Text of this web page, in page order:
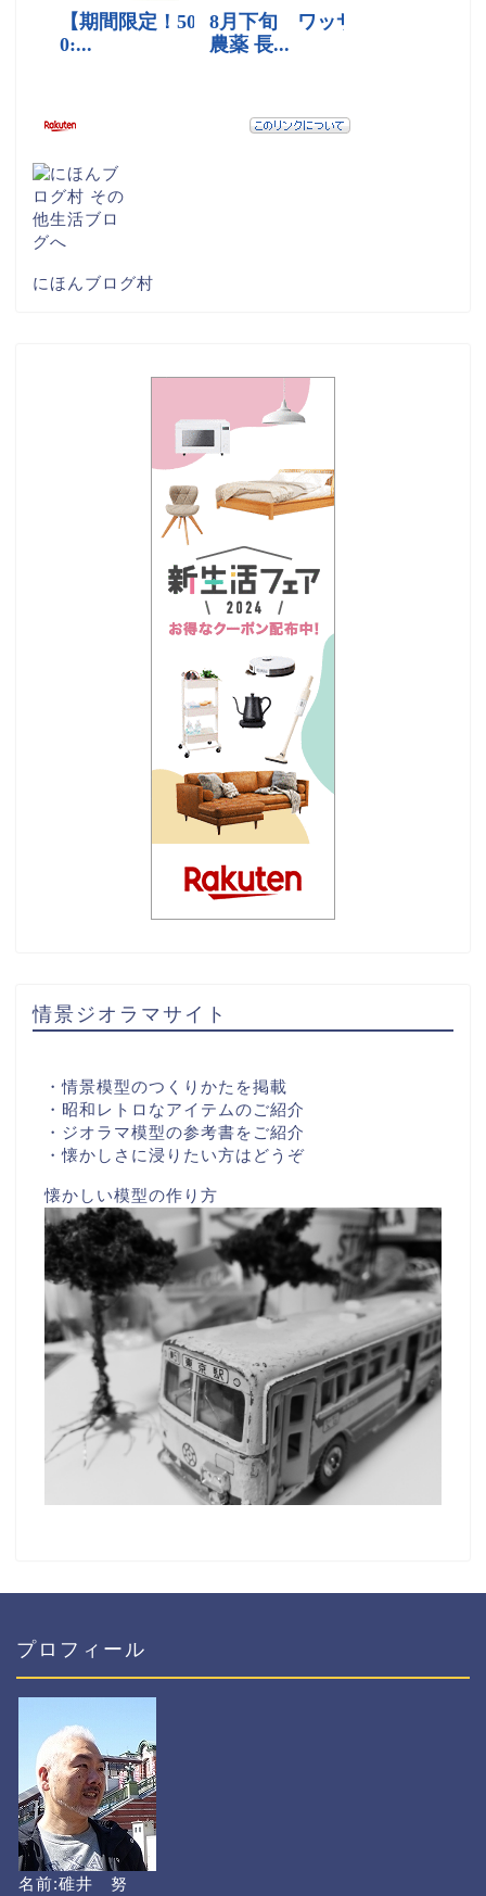
にほんブログ村
情景ジオラマサイト
・情景模型のつくりかたを掲載
・昭和レトロなアイテムのご紹介
・ジオラマ模型の参考書をご紹介
・懐かしさに浸りたい方はどうぞ
懐かしい模型の作り方
プロフィール
名前:碓井 努